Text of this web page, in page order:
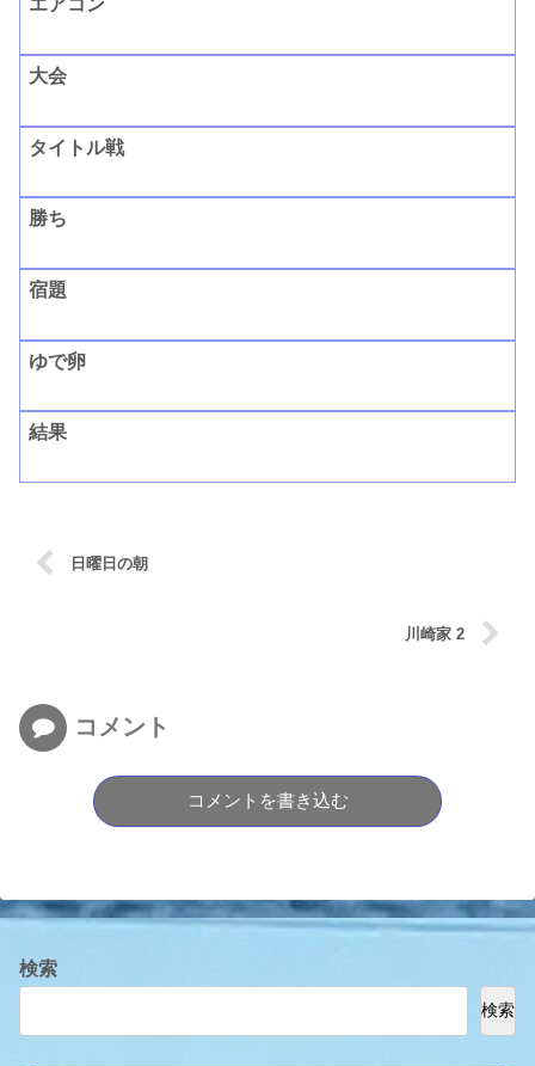
エアコン
大会
タイトル戦
勝ち
宿題
ゆで卵
結果
日曜日の朝
川崎家 2
コメント
コメントを書き込む
検索
検索